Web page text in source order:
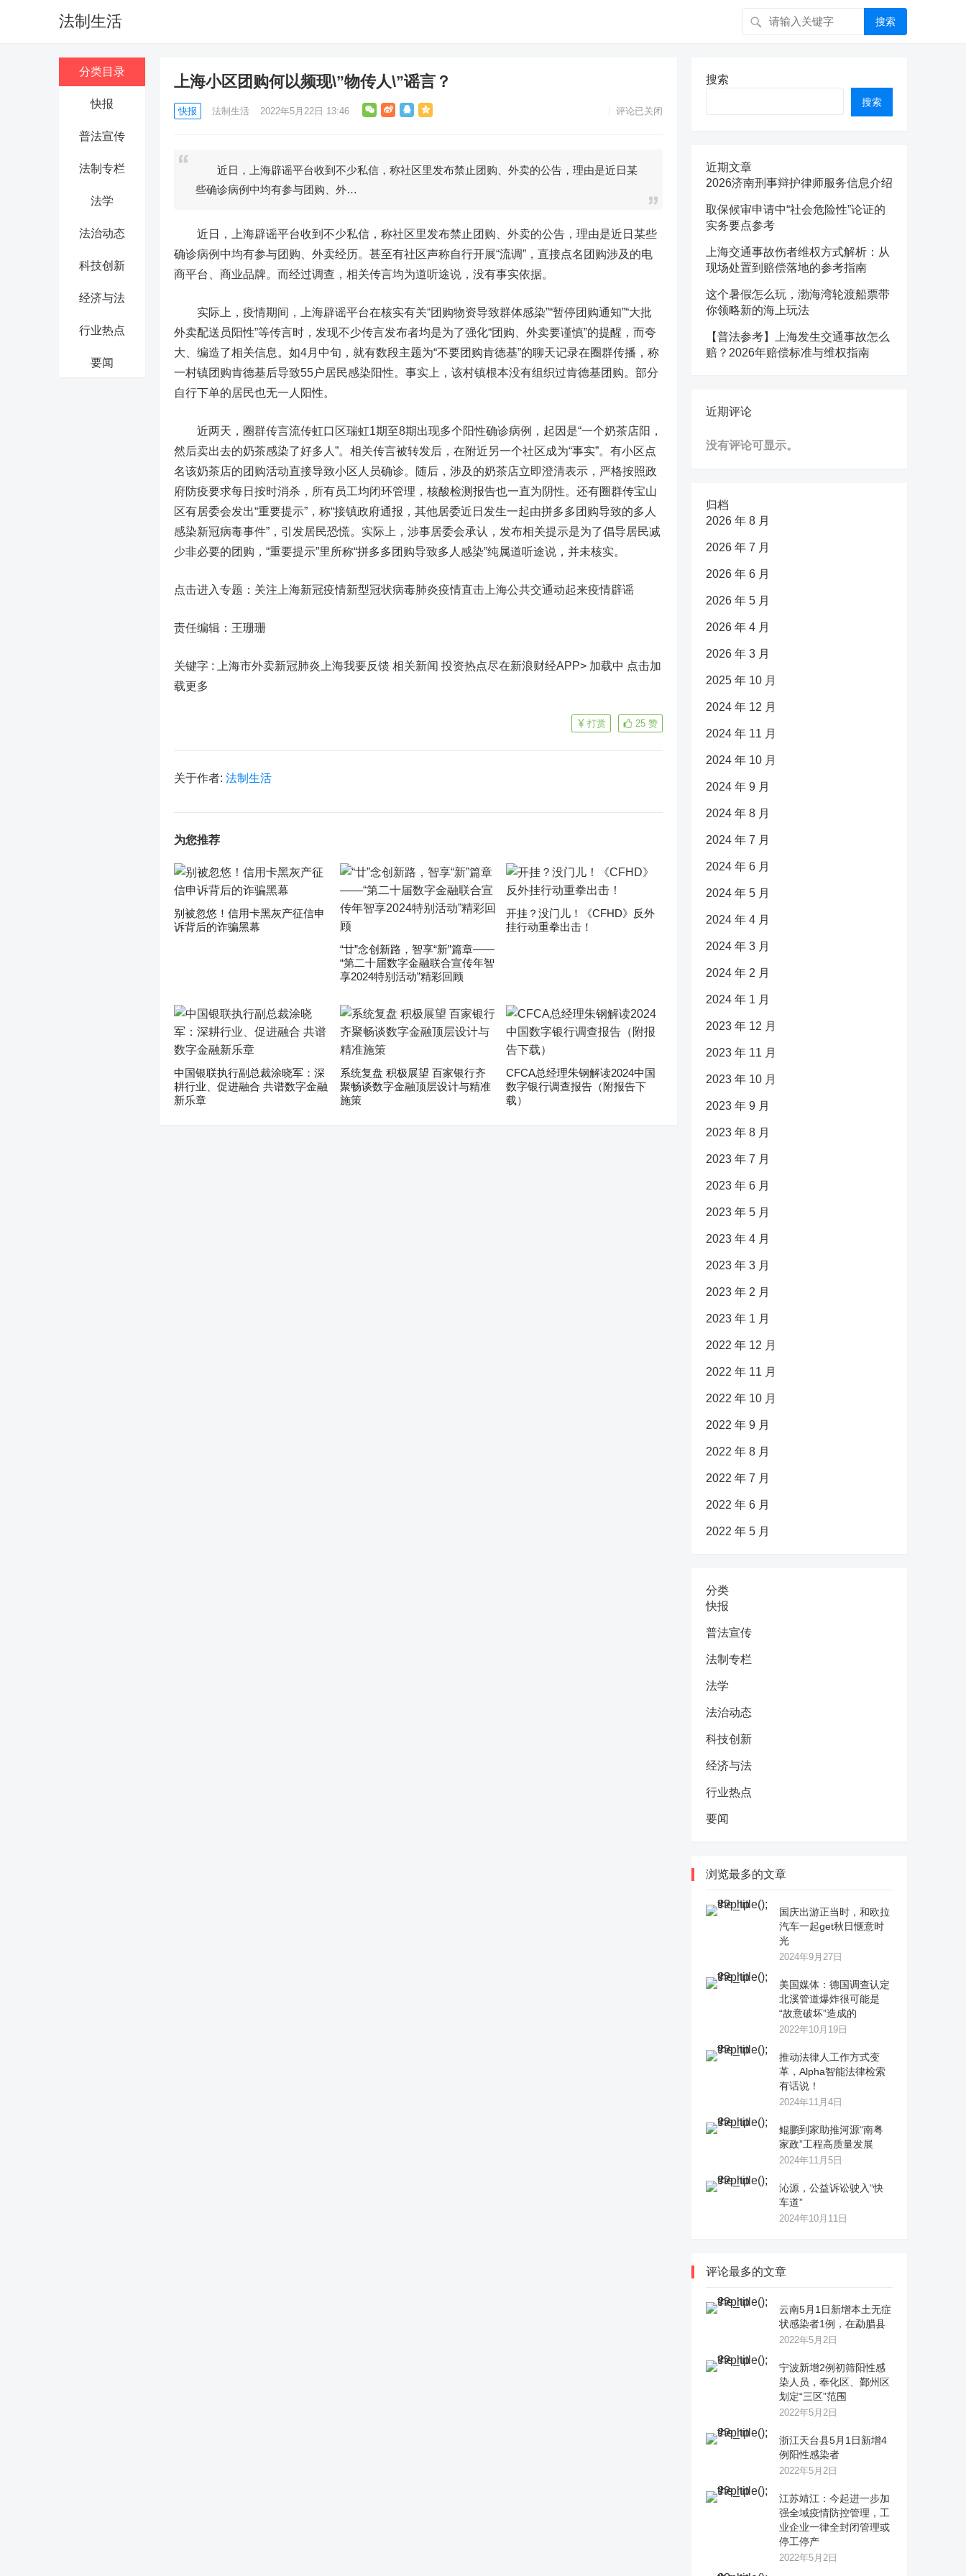
法制生活 搜索
分类目录
快报
普法宣传
法制专栏
法学
法治动态
科技创新
经济与法
行业热点
要闻
上海小区团购何以频现\”物传人\”谣言？
快报 法制生活 2022年5月22日 13:46 评论已关闭
近日，上海辟谣平台收到不少私信，称社区里发布禁止团购、外卖的公告，理由是近日某
些确诊病例中均有参与团购、外…
近日，上海辟谣平台收到不少私信，称社区里发布禁止团购、外卖的公告，理由是近日某些
确诊病例中均有参与团购、外卖经历。甚至有社区声称自行开展“流调”，直接点名团购涉及的电
商平台、商业品牌。而经过调查，相关传言均为道听途说，没有事实依据。
实际上，疫情期间，上海辟谣平台在核实有关“团购物资导致群体感染”“暂停团购通知”“大批
外卖配送员阳性”等传言时，发现不少传言发布者均是为了强化“团购、外卖要谨慎”的提醒，而夸
大、编造了相关信息。如4月中旬，就有数段主题为“不要团购肯德基”的聊天记录在圈群传播，称
一村镇团购肯德基后导致55户居民感染阳性。事实上，该村镇根本没有组织过肯德基团购。部分
自行下单的居民也无一人阳性。
近两天，圈群传言流传虹口区瑞虹1期至8期出现多个阳性确诊病例，起因是“一个奶茶店阳，
然后卖出去的奶茶感染了好多人”。相关传言被转发后，在附近另一个社区成为“事实”。有小区点
名该奶茶店的团购活动直接导致小区人员确诊。随后，涉及的奶茶店立即澄清表示，严格按照政
府防疫要求每日按时消杀，所有员工均闭环管理，核酸检测报告也一直为阴性。还有圈群传宝山
区有居委会发出“重要提示”，称“接镇政府通报，其他居委近日发生一起由拼多多团购导致的多人
感染新冠病毒事件”，引发居民恐慌。 实际上，涉事居委会承认，发布相关提示是为了倡导居民减
少非必要的团购，“重要提示”里所称“拼多多团购导致多人感染”纯属道听途说，并未核实。
点击进入专题：关注上海新冠疫情新型冠状病毒肺炎疫情直击上海公共交通动起来疫情辟谣
责任编辑：王珊珊
关键字 : 上海市外卖新冠肺炎上海我要反馈 相关新闻 投资热点尽在新浪财经APP> 加载中 点击加
载更多
25 赞
打赏
关于作者: 法制生活
为您推荐
别被忽悠！信用卡黑灰产征信申
诉背后的诈骗黑幕
“廿”念创新路，智享“新”篇章——
“第二十届数字金融联合宣传年智
享2024特别活动”精彩回顾
开挂？没门儿！《CFHD》反外
挂行动重拳出击！
中国银联执行副总裁涂晓军：深
耕行业、促进融合 共谱数字金融
新乐章
系统复盘 积极展望 百家银行齐
聚畅谈数字金融顶层设计与精准
施策
CFCA总经理朱钢解读2024中国
数字银行调查报告（附报告下
载）
搜索
搜索
近期文章
2026济南刑事辩护律师服务信息介绍
取保候审申请中“社会危险性”论证的
实务要点参考
上海交通事故伤者维权方式解析：从
现场处置到赔偿落地的参考指南
这个暑假怎么玩，渤海湾轮渡船票带
你领略新的海上玩法
【普法参考】上海发生交通事故怎么
赔？2026年赔偿标准与维权指南
近期评论
没有评论可显示。
归档
2026 年 8 月
2026 年 7 月
2026 年 6 月
2026 年 5 月
2026 年 4 月
2026 年 3 月
2025 年 10 月
2024 年 12 月
2024 年 11 月
2024 年 10 月
2024 年 9 月
2024 年 8 月
2024 年 7 月
2024 年 6 月
2024 年 5 月
2024 年 4 月
2024 年 3 月
2024 年 2 月
2024 年 1 月
2023 年 12 月
2023 年 11 月
2023 年 10 月
2023 年 9 月
2023 年 8 月
2023 年 7 月
2023 年 6 月
2023 年 5 月
2023 年 4 月
2023 年 3 月
2023 年 2 月
2023 年 1 月
2022 年 12 月
2022 年 11 月
2022 年 10 月
2022 年 9 月
2022 年 8 月
2022 年 7 月
2022 年 6 月
2022 年 5 月
分类
快报
普法宣传
法制专栏
法学
法治动态
科技创新
经济与法
行业热点
要闻
浏览最多的文章
国庆出游正当时，和欧拉
汽车一起get秋日惬意时
光
2024年9月27日
美国媒体：德国调查认定
北溪管道爆炸很可能是
“故意破坏”造成的
2022年10月19日
推动法律人工作方式变
革，Alpha智能法律检索
有话说！
2024年11月4日
鲲鹏到家助推河源“南粤
家政”工程高质量发展
2024年11月5日
沁源，公益诉讼驶入“快
车道”
2024年10月11日
评论最多的文章
云南5月1日新增本土无症
状感染者1例，在勐腊县
2022年5月2日
宁波新增2例初筛阳性感
染人员，奉化区、鄞州区
划定“三区”范围
2022年5月2日
浙江天台县5月1日新增4
例阳性感染者
2022年5月2日
江苏靖江：今起进一步加
强全域疫情防控管理，工
业企业一律全封闭管理或
停工停产
2022年5月2日